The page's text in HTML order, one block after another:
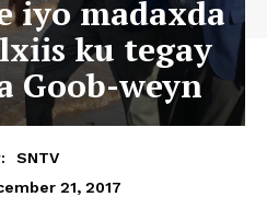
iyo madaxda
ku tegay
Goob-weyn
SNTV
21, 2017